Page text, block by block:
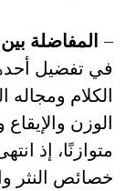
– المفاضلة
في تفضيل
الكلام ومجاله
الوزن
متوازنًا، إذ
خصائص النثر